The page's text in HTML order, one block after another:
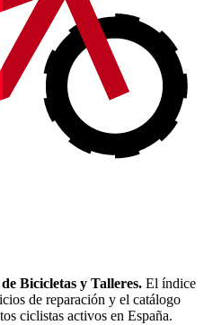
Bicicletas y Talleres. El índice
de reparación y el catálogo
ciclistas activos en España.